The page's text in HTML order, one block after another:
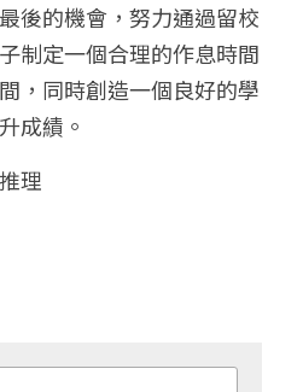
後的機會，努力通過留校
制定一個合理的作息時間
，同時創造一個良好的學
成績。
理